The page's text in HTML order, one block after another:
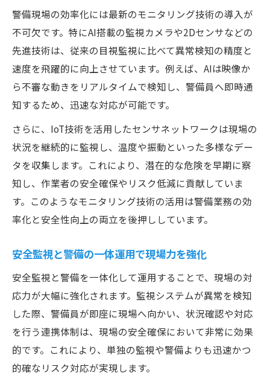
警備現場の効率化には最新のモニタリング技術の導入が
不可欠です。特にAI搭載の監視カメラや2Dセンサなどの
先進技術は、従来の目視監視に比べて異常検知の精度と
速度を飛躍的に向上させています。例えば、AIは映像か
ら不審な動きをリアルタイムで検知し、警備員へ即時通
知するため、迅速な対応が可能です。
さらに、IoT技術を活用したセンサネットワークは現場の
状況を継続的に監視し、温度や振動といった多様なデー
タを収集します。これにより、潜在的な危険を早期に察
知し、作業者の安全確保やリスク低減に貢献していま
す。このようなモニタリング技術の活用は警備業務の効
率化と安全性向上の両立を後押ししています。
安全監視と警備の一体運用で現場力を強化
安全監視と警備を一体化して運用することで、現場の対
応力が大幅に強化されます。監視システムが異常を検知
した際、警備員が即座に現場へ向かい、状況確認や対応
を行う連携体制は、現場の安全確保において非常に効果
的です。これにより、単独の監視や警備よりも迅速かつ
的確なリスク対応が実現します。